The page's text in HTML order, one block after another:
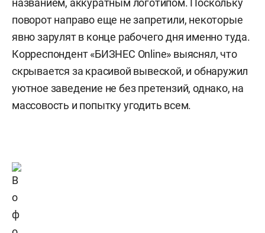
названием, аккуратным логотипом. Поскольку
поворот направо еще не запретили, некоторые
явно зарулят в конце рабочего дня именно туда.
Корреспондент «БИЗНЕС Online» выяснял, что
скрывается за красивой вывеской, и обнаружил
уютное заведение не без претензий, однако, на
массовость и попытку угодить всем.